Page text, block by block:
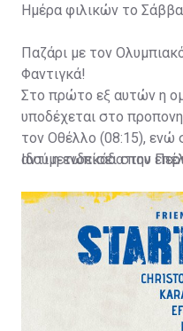
Ημέρα φιλικών το
Παζάρι με τον
Φαντιγκά!
Στο πρώτο εξ αυτών η
υποδέχεται στο
τον Οθέλλο (08:15), ενώ
αντιμετωπίσει στην
Ιδού η ενδεκάδα που